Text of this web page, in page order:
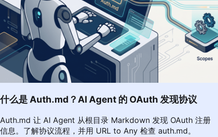
什么是 Auth.md？AI Agent 的 OAuth 发现协议
Auth.md 让 AI Agent 从根目录 Markdown 发现 OAuth 注册
信息。了解协议流程，并用 URL to Any 检查 auth.md。